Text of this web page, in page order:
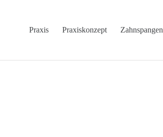
Praxis Praxiskonzept Zahnspangen